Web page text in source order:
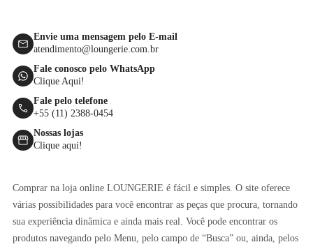
Envie uma mensagem pelo E-mail
atendimento@loungerie.com.br
Fale conosco pelo WhatsApp
Clique Aqui!
Fale pelo telefone
+55 (11) 2388-0454
Nossas lojas
Clique aqui!
Comprar na loja online LOUNGERIE é fácil e simples. O site oferece
várias possibilidades para você encontrar as peças que procura, tornando
sua experiência dinâmica e ainda mais real. Você pode encontrar os
produtos navegando pelo Menu, pelo campo de “Busca” ou, ainda, pelos